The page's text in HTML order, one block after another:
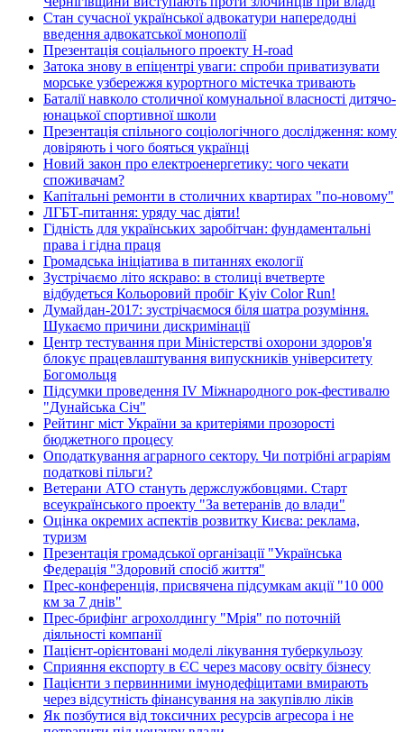
Стан сучасної української адвокатури напередодні
введення адвокатської монополії
Презентація соціального проекту H-road
Затока знову в епіцентрі уваги: спроби приватизувати
морське узбережжя курортного містечка тривають
Баталії навколо столичної комунальної власності дитячо-
юнацької спортивної школи
Презентація спільного соціологічного дослідження: кому
довіряють і чого бояться українці
Новий закон про електроенергетику: чого чекати
споживачам?
Капітальні ремонти в столичних квартирах "по-новому"
ЛГБТ-питання: уряду час діяти!
Гідність для українських заробітчан: фундаментальні
права і гідна праця
Громадська ініціатива в питаннях екології
Зустрічаємо літо яскраво: в столиці вчетверте
відбудеться Кольоровий пробіг Kyiv Color Run!
Думайдан-2017: зустрічаємося біля шатра розуміння.
Шукаємо причини дискримінації
Центр тестування при Міністерстві охорони здоров'я
блокує працевлаштування випускників університету
Богомольця
Підсумки проведення IV Міжнародного рок-фестивалю
"Дунайська Січ"
Рейтинг міст України за критеріями прозорості
бюджетного процесу
Оподаткування аграрного сектору. Чи потрібні аграріям
податкові пільги?
Ветерани АТО стануть держслужбовцями. Старт
всеукраїнського проекту "За ветеранів до влади"
Оцінка окремих аспектів розвитку Києва: реклама,
туризм
Презентація громадської організації "Українська
Федерація "Здоровий спосіб життя"
Прес-конференція, присвячена підсумкам акції "10 000
км за 7 днів"
Прес-брифінг агрохолдингу "Мрія" по поточній
діяльності компанії
Пацієнт-орієнтовані моделі лікування туберкульозу
Сприяння експорту в ЄС через масову освіту бізнесу
Пацієнти з первинними імунодефіцитами вмирають
через відсутність фінансування на закупівлю ліків
Як позбутися від токсичних ресурсів агресора і не